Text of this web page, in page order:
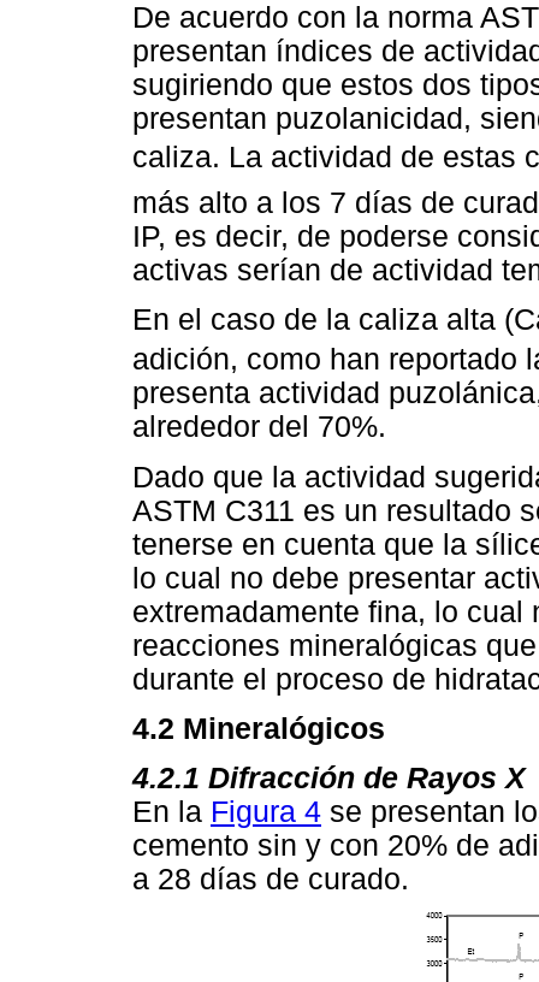
De acuerdo con la norma
presentan índices de
sugiriendo que estos dos
presentan puzolanicidad,
caliza. La actividad de estas
más alto a los 7 días de
IP, es decir, de poderse
activas serían de actividad
En el caso de la caliza alta
adición, como han reportado
presenta actividad
alrededor del 70%.
Dado que la actividad
ASTM C311 es un resultado
tenerse en cuenta que la
lo cual no debe presentar
extremadamente fina, lo
reacciones mineralógicas
durante el proceso de
4.2 Mineralógicos
4.2.1 Difracción de Rayos X
En la Figura 4 se presentan
cemento sin y con 20% de
a 28 días de curado.